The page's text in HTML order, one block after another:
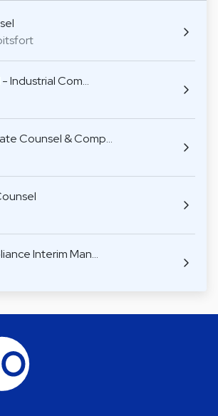
Industrial Com…
Counsel & Comp…
Interim Man…